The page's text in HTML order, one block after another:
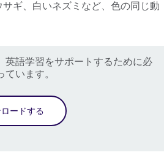
ギ、白いネズミなど、色の同じ動
英語学習をサポートするために必
います。
ードする